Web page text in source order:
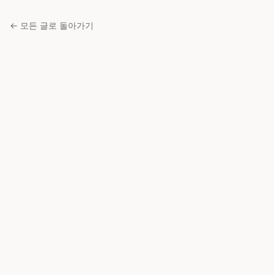
← 모든 글로 돌아가기